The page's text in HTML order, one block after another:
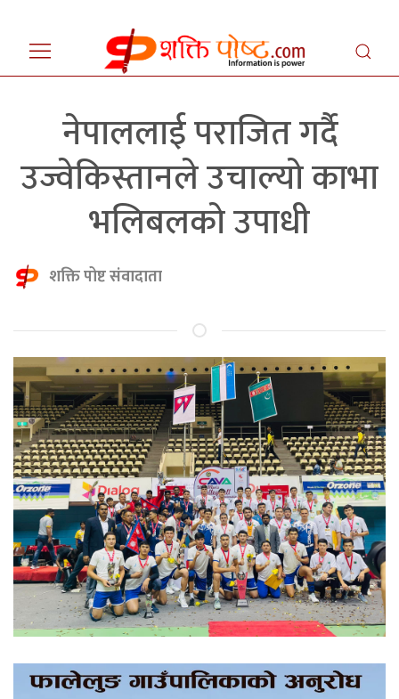
नेपाललाई पराजित गर्दै
उज्वेकिस्तानले उचाल्यो काभा
भलिबलको उपाधी
शक्ति पोष्ट संवादाता